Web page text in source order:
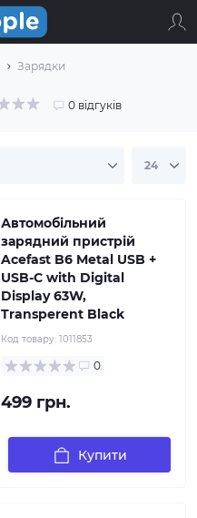
Зарядки
0 відгуків
Автомобільний
зарядний пристрій
Acefast B6 Metal USB +
USB-C with Digital
Display 63W,
Transperent Black
Код товару: 1011853
0
499 грн.
Купити